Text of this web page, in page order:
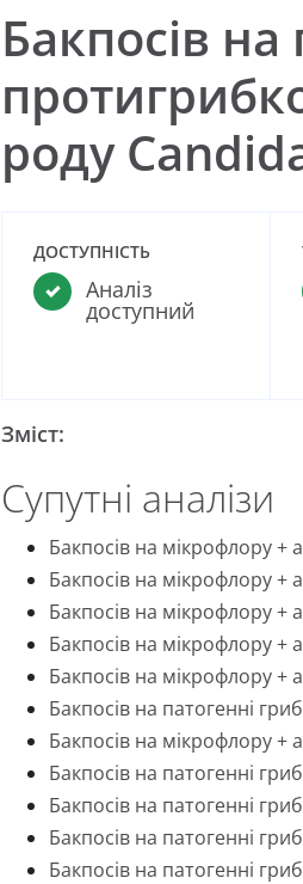
Бакпосів на
роду
ДОСТУПНІСТЬ
Аналіз
доступний
Зміст:
Супутні аналізи
Бакпосів на мікрофлору +
Бакпосів на мікрофлору +
Бакпосів на мікрофлору +
Бакпосів на мікрофлору +
Бакпосів на мікрофлору +
Бакпосів на патогенні
Бакпосів на мікрофлору +
Бакпосів на патогенні
Бакпосів на патогенні
Бакпосів на патогенні
Бакпосів на патогенні